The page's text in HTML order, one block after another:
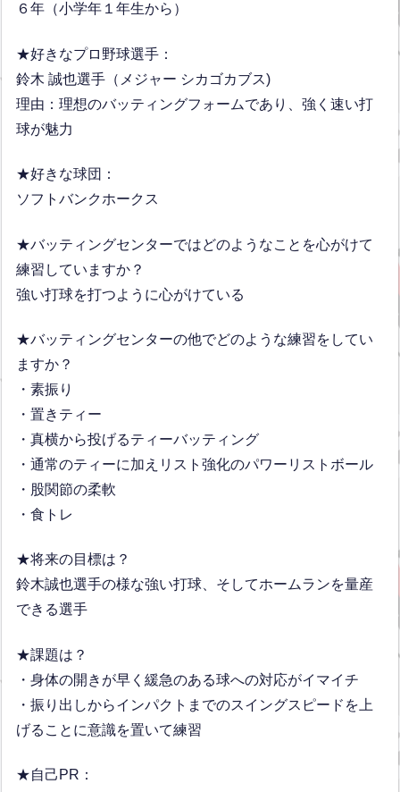
６年（小学年１年生から）
★好きなプロ野球選手：
鈴木 誠也選手（メジャー シカゴカブス)
理由：理想のバッティングフォームであり、強く速い打
球が魅力
★好きな球団：
ソフトバンクホークス
★バッティングセンターではどのようなことを心がけて
練習していますか？
強い打球を打つように心がけている
★バッティングセンターの他でどのような練習をしてい
ますか？
・素振り
・置きティー
・真横から投げるティーバッティング
・通常のティーに加えリスト強化のパワーリストボール
・股関節の柔軟
・食トレ
★将来の目標は？
鈴木誠也選手の様な強い打球、そしてホームランを量産
できる選手
★課題は？
・身体の開きが早く緩急のある球への対応がイマイチ
・振り出しからインパクトまでのスイングスピードを上
げることに意識を置いて練習
★自己PR：